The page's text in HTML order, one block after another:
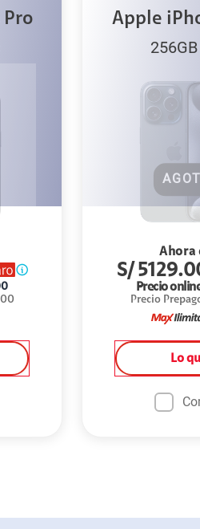
Pro
Apple
256GB
Ahora
S/
Precio
Precio
Lo